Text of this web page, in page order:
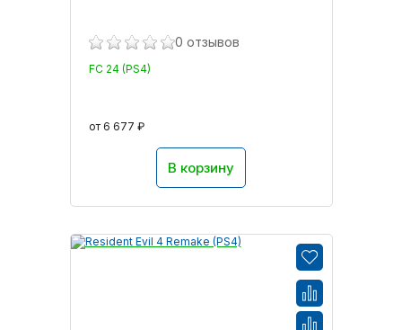
0 отзывов
FC 24 (PS4)
от 6 677 ₽
В корзину